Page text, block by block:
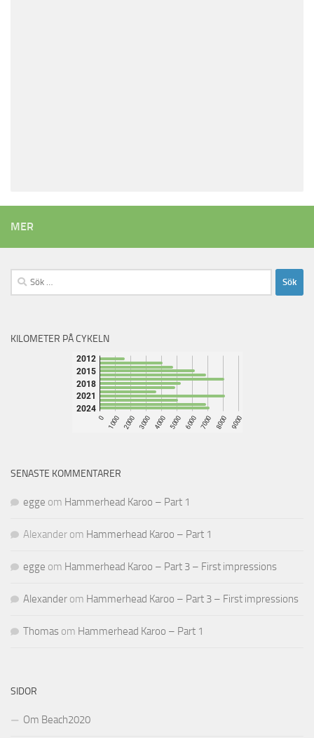
MER
Sök
efter:
KILOMETER PÅ CYKELN
SENASTE KOMMENTARER
egge om Hammerhead Karoo – Part 1
Alexander om Hammerhead Karoo – Part 1
egge om Hammerhead Karoo – Part 3 – First impressions
Alexander om Hammerhead Karoo – Part 3 – First impressions
Thomas om Hammerhead Karoo – Part 1
SIDOR
Om Beach2020